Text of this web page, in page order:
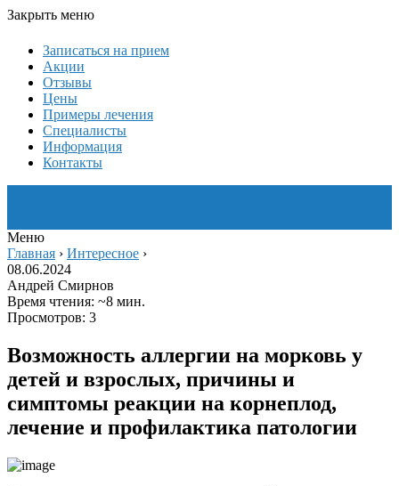
Закрыть меню
Записаться на прием
Акции
Отзывы
Цены
Примеры лечения
Специалисты
Информация
Контакты
Меню
Главная › Интересное ›
08.06.2024
Андрей Смирнов
Время чтения: ~8 мин.
Просмотров: 3
Возможность аллергии на морковь у
детей и взрослых, причины и
симптомы реакции на корнеплод,
лечение и профилактика патологии